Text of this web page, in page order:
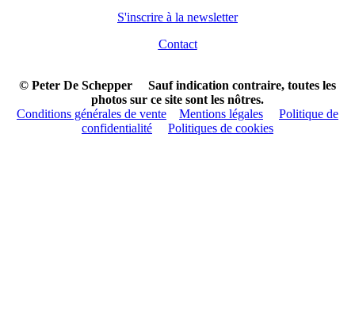
S'inscrire à la newsletter
Contact
© Peter De Schepper Sauf indication contraire, toutes les
photos sur ce site sont les nôtres.
Conditions générales de vente
Mentions légales
Politique de
confidentialité
Politiques de cookies